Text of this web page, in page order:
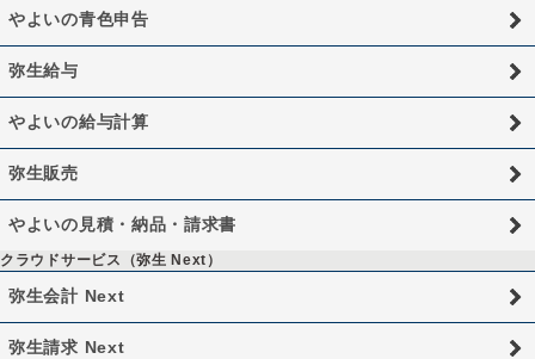
やよいの青色申告
弥生給与
やよいの給与計算
弥生販売
やよいの見積・納品・請求書
クラウドサービス（弥生 Next）
弥生会計 Next
弥生請求 Next